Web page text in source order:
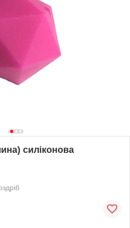
силіконова